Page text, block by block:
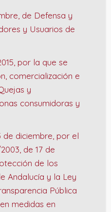
de Defensa y
y Usuarios de
por la que se
comercialización e
y
consumidoras y
de diciembre, por el
de 17 de
de los
Andalucía y la Ley
Pública
medidas en